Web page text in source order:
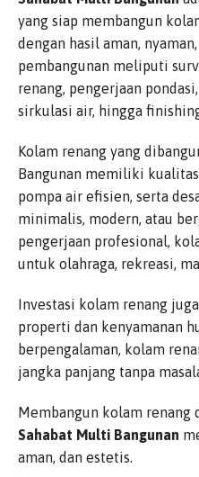
yang siap membangun
dengan hasil aman,
pembangunan meliputi
renang, pengerjaan
sirkulasi air, hingga
Kolam renang yang
Bangunan memiliki
pompa air efisien, serta
minimalis, modern, atau
pengerjaan profesional,
untuk olahraga, rekreasi,
Investasi kolam renang
properti dan kenyamanan
berpengalaman, kolam
jangka panjang tanpa
Membangun kolam renang
Sahabat Multi Bangunan
aman, dan estetis.